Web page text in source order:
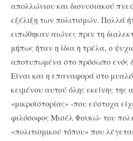
απολλώνιου και διονυσιακού
εξέλιξη των πολιτισμών. Πολλά
ειπώθηκαν αιώνες πριν τη
μήπως ήταν η ίδια η τρέλα, ο
αποτυπωμένα στο πρόσωπο ενός
Είναι και η επαναφορά στο
κειμένου αυτού όλης εκείνης της
«μικροϊστορίας» -που εύστοχα
φιλόσοφος Μισέλ Φουκώ- του
«πολιτισμικού τόπου» που